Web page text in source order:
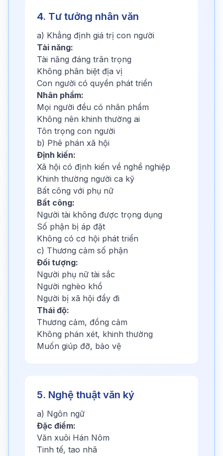
4. Tư tưởng nhân văn
a) Khẳng định giá trị con người
Tài năng:
Tài năng đáng trân trọng
Không phân biệt địa vị
Con người có quyền phát triển
Nhân phẩm:
Mọi người đều có nhân phẩm
Không nên khinh thường ai
Tôn trọng con người
b) Phê phán xã hội
Định kiến:
Xã hội có định kiến về nghề nghiệp
Khinh thường người ca kỹ
Bất công với phụ nữ
Bất công:
Người tài không được trọng dụng
Số phận bị áp đặt
Không có cơ hội phát triển
c) Thương cảm số phận
Đối tượng:
Người phụ nữ tài sắc
Người nghèo khổ
Người bị xã hội đẩy đi
Thái độ:
Thương cảm, đồng cảm
Không phán xét, khinh thường
Muốn giúp đỡ, bảo vệ
5. Nghệ thuật văn ký
a) Ngôn ngữ
Đặc điểm:
Văn xuôi Hán Nôm
Tinh tế, tao nhã